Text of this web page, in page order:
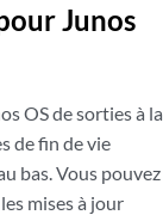
Junos
OS de sorties à la
de fin de vie
bas. Vous pouvez
mises à jour